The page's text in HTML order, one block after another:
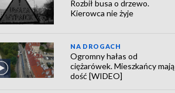
Rozbił busa o drzewo.
Kierowca nie żyje
NA DROGACH
Ogromny hałas od
ciężarówek. Mieszkańcy mają
dość [WIDEO]